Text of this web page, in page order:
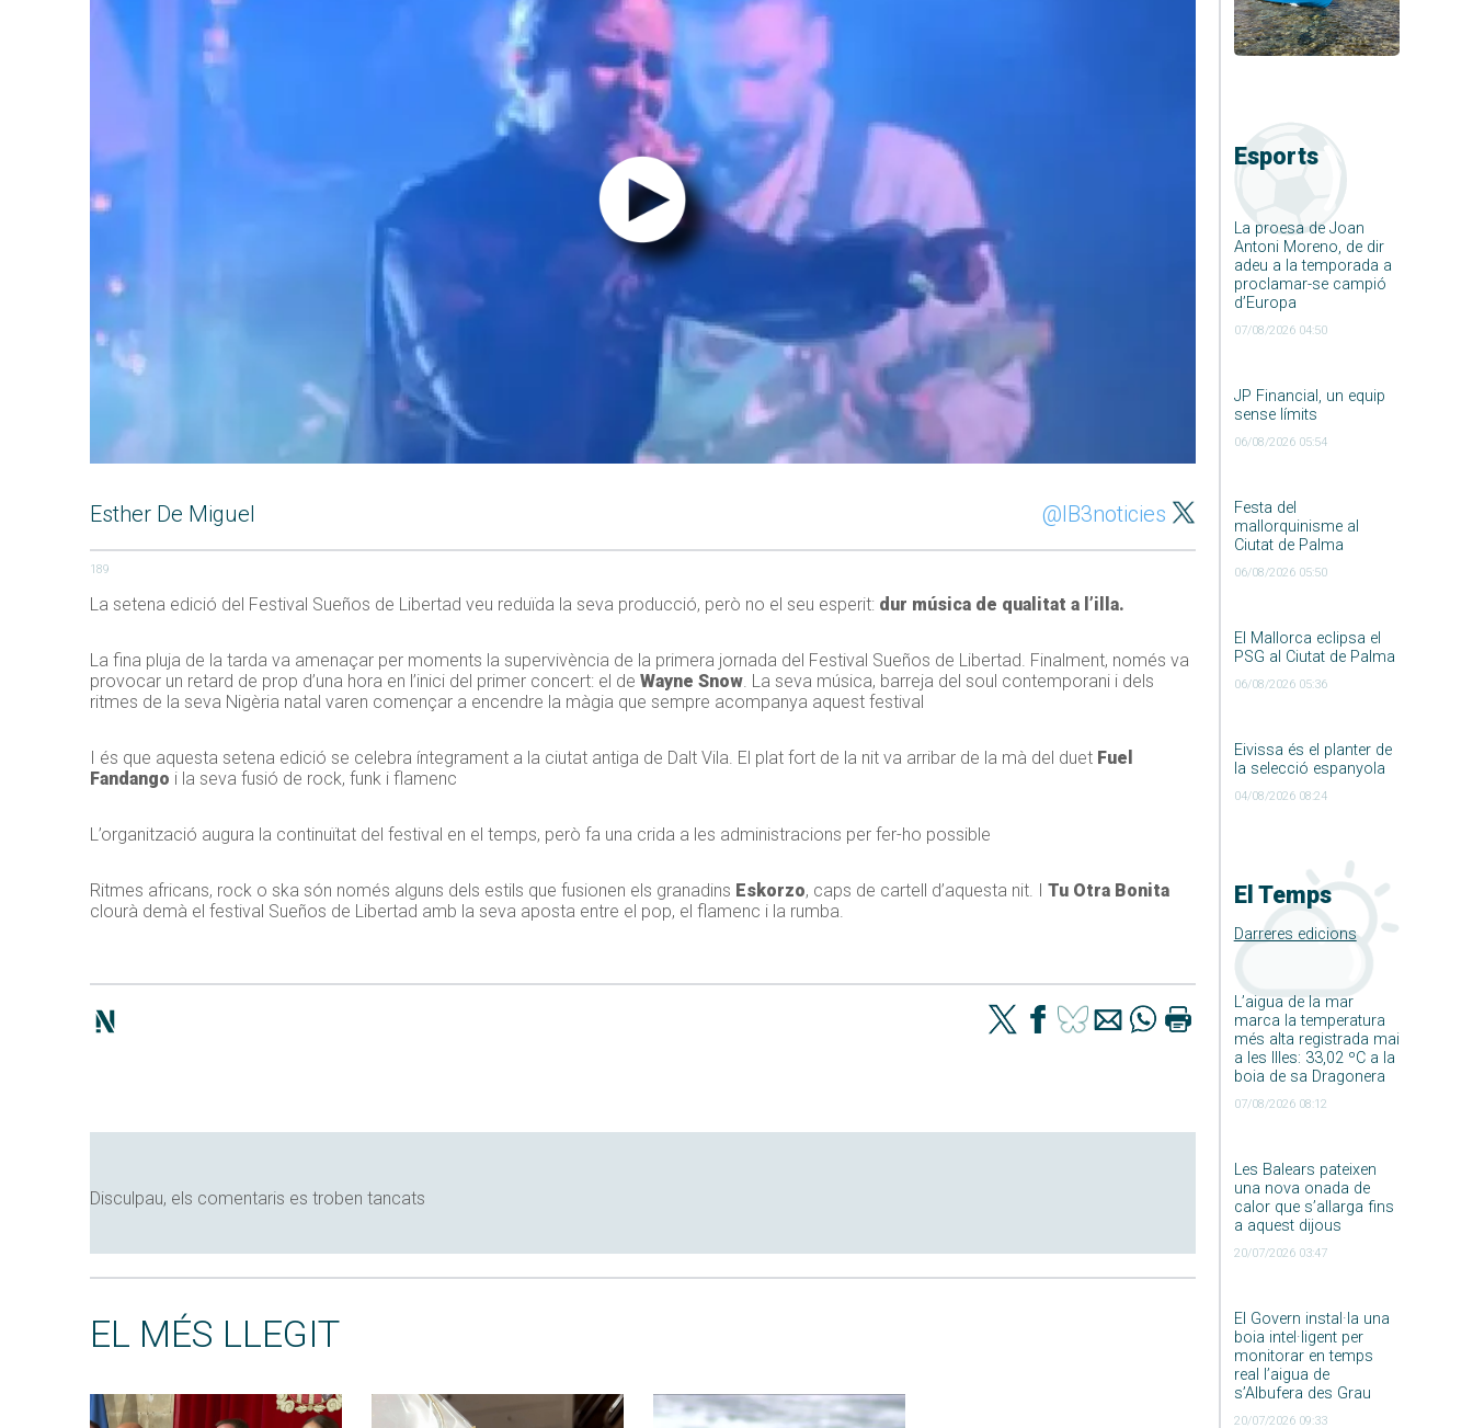
Esports
La proesa de Joan
Antoni Moreno, de dir
adeu a la temporada a
proclamar-se campió
d’Europa
07/08/2026 04:50
JP Financial, un equip
sense límits
06/08/2026 05:54
Festa del
mallorquinisme al
Ciutat de Palma
06/08/2026 05:50
El Mallorca eclipsa el
PSG al Ciutat de Palma
06/08/2026 05:36
Eivissa és el planter de
la selecció espanyola
04/08/2026 08:24
El Temps
Darreres edicions
L’aigua de la mar
marca la temperatura
més alta registrada mai
a les Illes: 33,02 ºC a la
boia de sa Dragonera
07/08/2026 08:12
Les Balears pateixen
una nova onada de
calor que s’allarga fins
a aquest dijous
20/07/2026 03:47
El Govern instal·la una
boia intel·ligent per
monitorar en temps
real l’aigua de
s’Albufera des Grau
20/07/2026 09:33
Esther De Miguel @IB3noticies
189
La setena edició del Festival Sueños de Libertad veu reduïda la seva producció, però no el seu esperit: dur música de qualitat a l’illa.
La fina pluja de la tarda va amenaçar per moments la supervivència de la primera jornada del Festival Sueños de Libertad. Finalment, només va
provocar un retard de prop d’una hora en l’inici del primer concert: el de Wayne Snow. La seva música, barreja del soul contemporani i dels
ritmes de la seva Nigèria natal varen començar a encendre la màgia que sempre acompanya aquest festival
I és que aquesta setena edició se celebra íntegrament a la ciutat antiga de Dalt Vila. El plat fort de la nit va arribar de la mà del duet Fuel
Fandango i la seva fusió de rock, funk i flamenc
L’organització augura la continuïtat del festival en el temps, però fa una crida a les administracions per fer-ho possible
Ritmes africans, rock o ska són només alguns dels estils que fusionen els granadins Eskorzo, caps de cartell d’aquesta nit. I Tu Otra Bonita
clourà demà el festival Sueños de Libertad amb la seva aposta entre el pop, el flamenc i la rumba.
Disculpau, els comentaris es troben tancats
EL MÉS LLEGIT